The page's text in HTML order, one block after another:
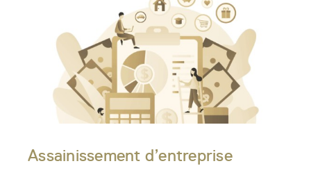
Assainissement d’entreprise